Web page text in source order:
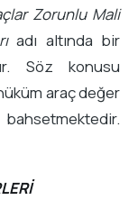
Zorunlu Mali
adı altında bir
Söz konusu
araç değer
bahsetmektedir.